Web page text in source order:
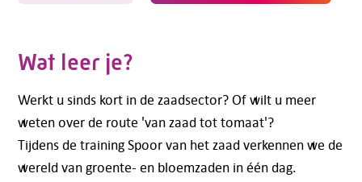
Wat leer je?
Werkt u sinds kort in de zaadsector? Of wilt u meer
weten over de route 'van zaad tot tomaat'?
Tijdens de training Spoor van het zaad verkennen we de
wereld van groente- en bloemzaden in één dag.